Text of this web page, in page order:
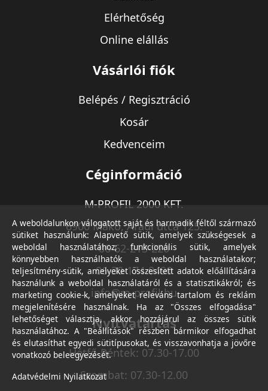
Elérhetőség
Online elállás
Vásárlói fiók
Belépés / Regisztráció
Kosár
Kedvenceim
Céginformáció
M-PROFIL 2000 KFT.
6900 Makó, Aradi utca 125.
06-62-213-220
06-30-174-9490
info@m-profil.hu
Nyitvatartás
Hétfő-Péntek: 07.30-17.00
Szombat: 07.30-12.00
A weboldalunkon válogatott saját és harmadik féltől származó
sütiket használunk: Alapvető sütik, amelyek szükségesek a
weboldal használatához; funkcionális sütik, amelyek
könnyebben használhatók a weboldal használatakor;
teljesítmény-sütik, amelyeket összesített adatok előállítására
használunk a weboldal használatáról és a statisztikákról; és
marketing cookie-k, amelyeket releváns tartalom és reklám
megjelenítésére használnak. Ha az "Összes elfogadása"
lehetőséget választja, akkor hozzájárul az összes sütik
használatához. A "Beállítások" részben bármikor elfogadhat
és elutasíthat egyedi sütitípusokat, és visszavonhatja a jövőre
vonatkozó beleegyezését.
Adatvédelmi Nyilatkozat